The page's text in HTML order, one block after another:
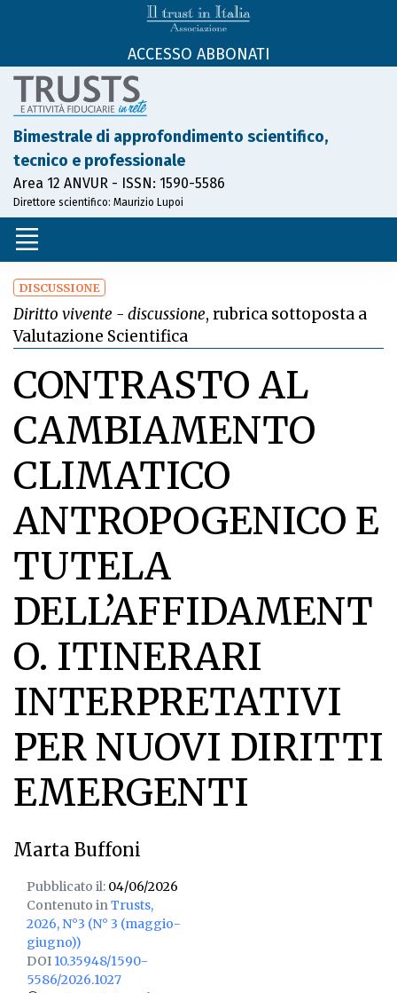
ACCESSO ABBONATI
Bimestrale di approfondimento scientifico,
tecnico e professionale
Area 12 ANVUR - ISSN: 1590-5586
Direttore scientifico: Maurizio Lupoi
DISCUSSIONE
Diritto vivente - discussione, rubrica sottoposta a
Valutazione Scientifica
CONTRASTO AL
CAMBIAMENTO
CLIMATICO
ANTROPOGENICO E
TUTELA
DELL’AFFIDAMENT
O. ITINERARI
INTERPRETATIVI
PER NUOVI DIRITTI
EMERGENTI
Marta Buffoni
Pubblicato il: 04/06/2026
Contenuto inTrusts,
2026, N°3 (N° 3 (maggio-
giugno))
DOI 10.35948/1590-
5586/2026.1027